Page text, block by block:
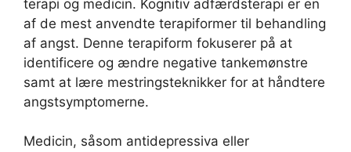
terapi og medicin. Kognitiv adfærdsterapi er en
af de mest anvendte terapiformer til behandling
af angst. Denne terapiform fokuserer på at
identificere og ændre negative tankemønstre
samt at lære mestringsteknikker for at håndtere
angstsymptomerne.
Medicin, såsom antidepressiva eller